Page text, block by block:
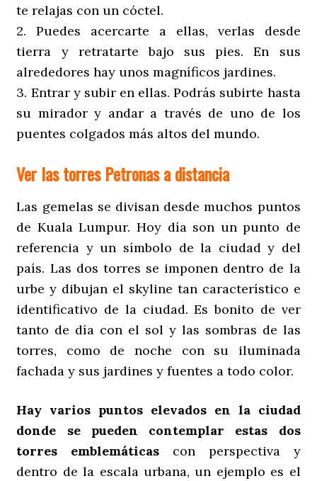
te relajas con un cóctel.
2. Puedes acercarte a ellas, verlas desde
tierra y retratarte bajo sus pies. En sus
alrededores hay unos magníficos jardines.
3. Entrar y subir en ellas. Podrás subirte hasta
su mirador y andar a través de uno de los
puentes colgados más altos del mundo.
Ver las torres Petronas a distancia
Las gemelas se divisan desde muchos puntos
de Kuala Lumpur. Hoy día son un punto de
referencia y un símbolo de la ciudad y del
país. Las dos torres se imponen dentro de la
urbe y dibujan el skyline tan característico e
identificativo de la ciudad. Es bonito de ver
tanto de día con el sol y las sombras de las
torres, como de noche con su iluminada
fachada y sus jardines y fuentes a todo color.
Hay varios puntos elevados en la ciudad
donde se pueden contemplar estas dos
torres emblemáticas con perspectiva y
dentro de la escala urbana, un ejemplo es el